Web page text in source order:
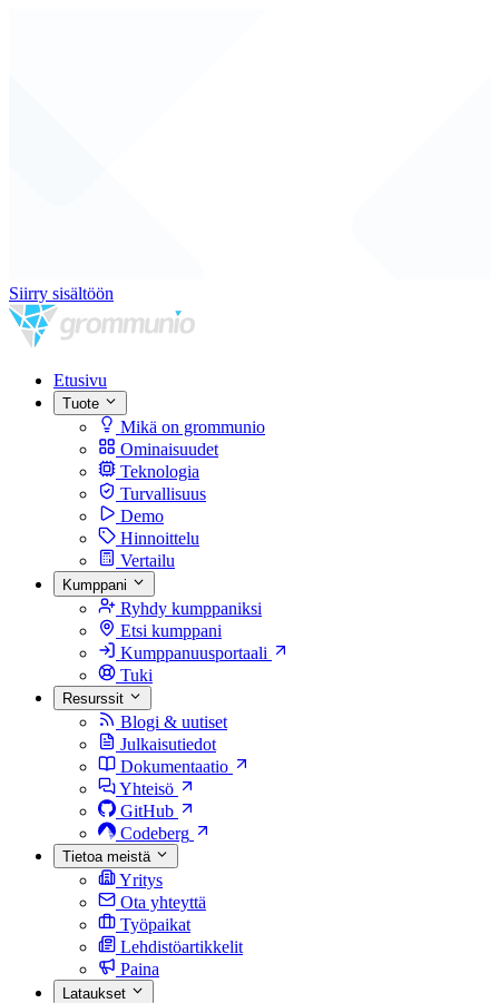
Siirry sisältöön
Etusivu
Tuote
Mikä on grommunio
Ominaisuudet
Teknologia
Turvallisuus
Demo
Hinnoittelu
Vertailu
Kumppani
Ryhdy kumppaniksi
Etsi kumppani
Kumppanuusportaali
Tuki
Resurssit
Blogi & uutiset
Julkaisutiedot
Dokumentaatio
Yhteisö
GitHub
Codeberg
Tietoa meistä
Yritys
Ota yhteyttä
Työpaikat
Lehdistöartikkelit
Paina
Lataukset